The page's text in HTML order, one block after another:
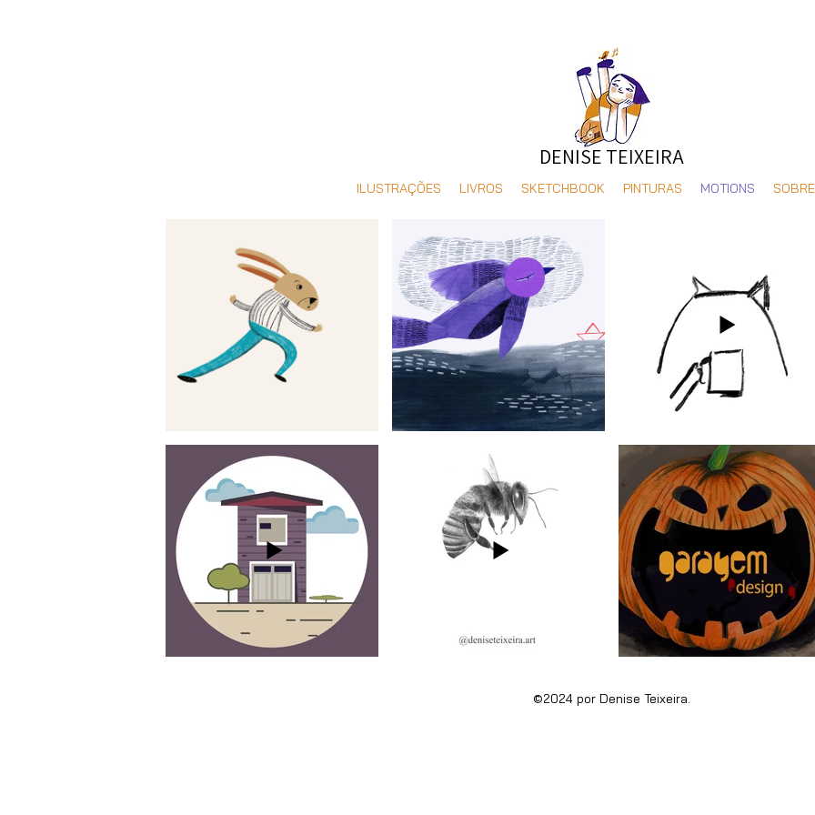
DENISE TEIXEIRA
ILUSTRAÇÕES LIVROS SKETCHBOOK PINTURAS MOTIONS SOBRE
©2024 por Denise Teixeira.